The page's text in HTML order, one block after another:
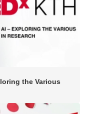
the Various